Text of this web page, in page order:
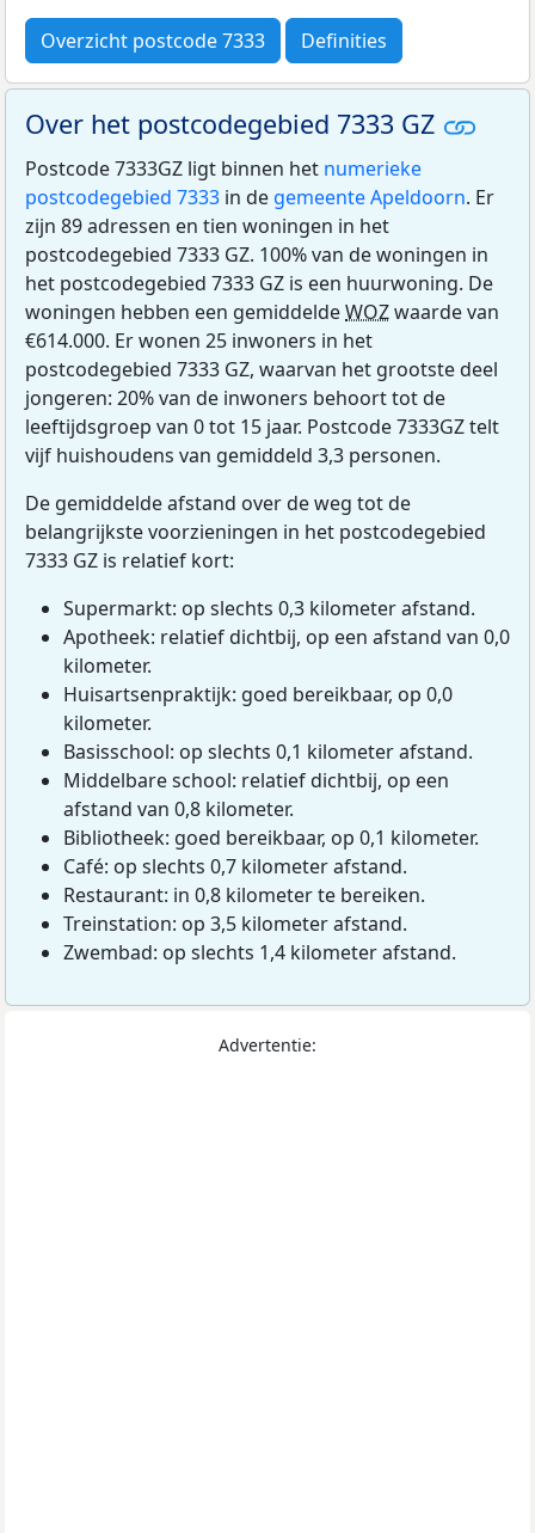
Overzicht postcode 7333 Definities
Over het postcodegebied 7333 GZ
Postcode 7333GZ ligt binnen het numerieke
postcodegebied 7333 in de gemeente Apeldoorn. Er
zijn 89 adressen en tien woningen in het
postcodegebied 7333 GZ. 100% van de woningen in
het postcodegebied 7333 GZ is een huurwoning. De
woningen hebben een gemiddeldeWOZwaarde van
€614.000. Er wonen 25 inwoners in het
postcodegebied 7333 GZ, waarvan het grootste deel
jongeren: 20% van de inwoners behoort tot de
leeftijdsgroep van 0 tot 15 jaar. Postcode 7333GZ telt
vijf huishoudens van gemiddeld 3,3 personen.
De gemiddelde afstand over de weg tot de
belangrijkste voorzieningen in het postcodegebied
7333 GZ is relatief kort:
Supermarkt: op slechts 0,3 kilometer afstand.
Apotheek: relatief dichtbij, op een afstand van 0,0
kilometer.
Huisartsenpraktijk: goed bereikbaar, op 0,0
kilometer.
Basisschool: op slechts 0,1 kilometer afstand.
Middelbare school: relatief dichtbij, op een
afstand van 0,8 kilometer.
Bibliotheek: goed bereikbaar, op 0,1 kilometer.
Café: op slechts 0,7 kilometer afstand.
Restaurant: in 0,8 kilometer te bereiken.
Treinstation: op 3,5 kilometer afstand.
Zwembad: op slechts 1,4 kilometer afstand.
Advertentie: